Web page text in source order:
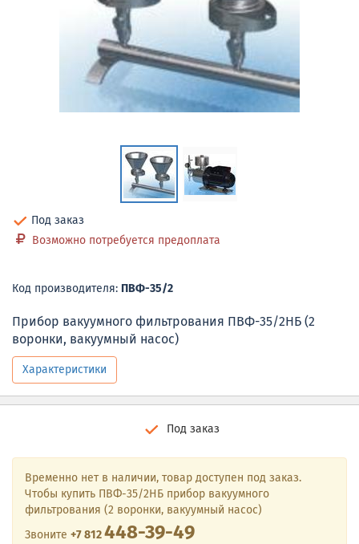
Под заказ
Возможно потребуется предоплата
Код производителя: ПВФ-35/2
Прибор вакуумного фильтрования ПВФ-35/2НБ (2
воронки, вакуумный насос)
Характеристики
Под заказ
Временно нет в наличии, товар доступен под заказ.
Чтобы купить ПВФ-35/2НБ прибор вакуумного
фильтрования (2 воронки, вакуумный насос)
Звоните +7 812448-39-49